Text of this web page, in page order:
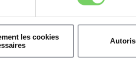
les cookies
ou Hémostasede 25 000 euros